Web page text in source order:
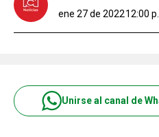
ene 27 de 202212:00
Unirse al canal de